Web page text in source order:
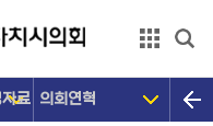
료 의회연혁